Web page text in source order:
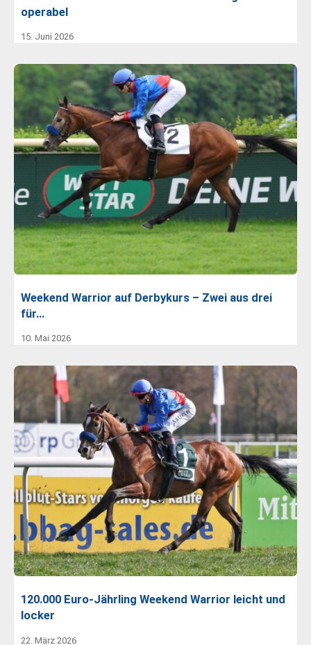
operabel
15. Juni 2026
Weekend Warrior auf Derbykurs – Zwei aus drei
für…
10. Mai 2026
120.000 Euro-Jährling Weekend Warrior leicht und
locker
22. März 2026